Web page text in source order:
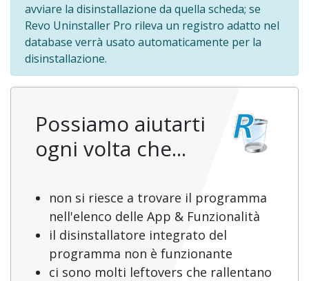
avviare la disinstallazione da quella scheda; se
Revo Uninstaller Pro rileva un registro adatto nel
database verrà usato automaticamente per la
disinstallazione.
Possiamo aiutarti
ogni volta che...
non si riesce a trovare il programma
nell'elenco delle App & Funzionalità
il disinstallatore integrato del
programma non è funzionante
ci sono molti leftovers che rallentano